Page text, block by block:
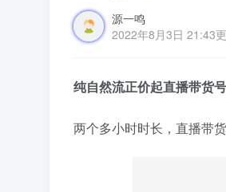
源一鸣
2022年8月3日 21:43
纯自然流正价起直播带货号
两个多小时时长，直播带